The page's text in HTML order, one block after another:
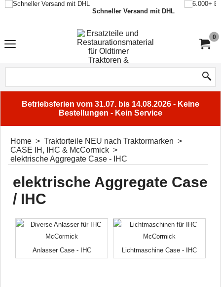
Schneller Versand mit DHL
0
Betriebsferien vom 31.07. bis 14.08.2026 - Keine
Bestellungen - Kein Service
Home > Traktorteile NEU nach Traktormarken >
CASE IH, IHC & McCormick >
elektrische Aggregate Case - IHC
elektrische Aggregate Case
/ IHC
Anlasser Case - IHC Lichtmaschine Case - IHC